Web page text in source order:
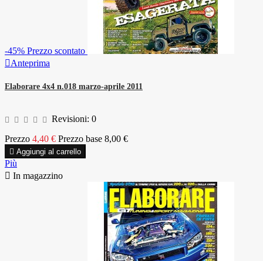
-45% Prezzo scontato
Anteprima
Elaborare 4x4 n.018 marzo-aprile 2011
Revisioni: 0
Prezzo 4,40 € Prezzo base 8,00 €
 Aggiungi al carrello
Più
 In magazzino